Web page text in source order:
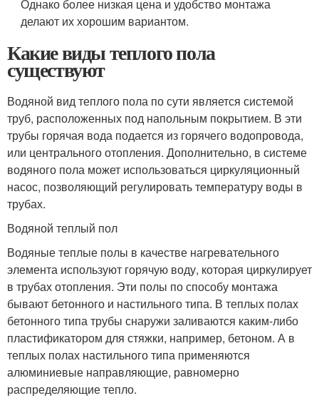
Однако более низкая цена и удобство монтажа
делают их хорошим вариантом.
Какие виды теплого пола
существуют
Водяной вид теплого пола по сути является системой
труб, расположенных под напольным покрытием. В эти
трубы горячая вода подается из горячего водопровода,
или центрального отопления. Дополнительно, в системе
водяного пола может использоваться циркуляционный
насос, позволяющий регулировать температуру воды в
трубах.
Водяной теплый пол
Водяные теплые полы в качестве нагревательного
элемента используют горячую воду, которая циркулирует
в трубах отопления. Эти полы по способу монтажа
бывают бетонного и настильного типа. В теплых полах
бетонного типа трубы снаружи заливаются каким-либо
пластификатором для стяжки, например, бетоном. А в
теплых полах настильного типа применяются
алюминиевые направляющие, равномерно
распределяющие тепло.